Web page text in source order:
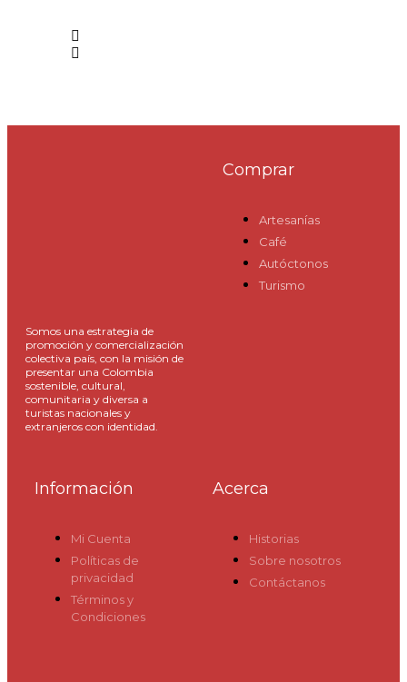
Somos una estrategia de
promoción y comercialización
colectiva país, con la misión de
presentar una Colombia
sostenible, cultural,
comunitaria y diversa a
turistas nacionales y
extranjeros con identidad.
Comprar
Artesanías
Café
Autóctonos
Turismo
Información
Mi Cuenta
Políticas de
privacidad
Términos y
Condiciones
Acerca
Historias
Sobre nosotros
Contáctanos